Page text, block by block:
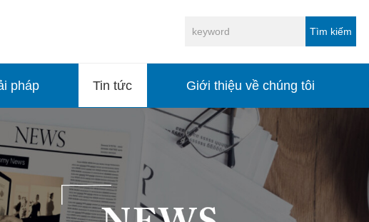
Tìm kiếm
pháp Tin tức Giới thiệu về chúng tôi